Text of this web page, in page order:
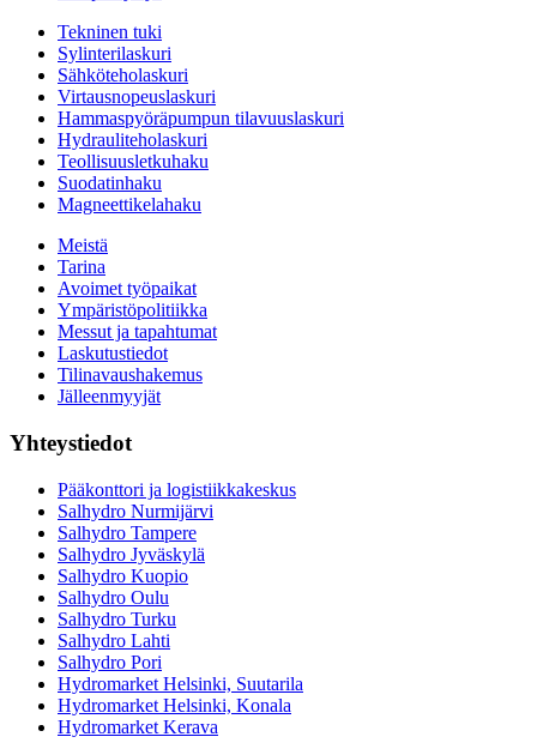
Tekninen tuki
Sylinterilaskuri
Sähköteholaskuri
Virtausnopeuslaskuri
Hammaspyöräpumpun tilavuuslaskuri
Hydrauliteholaskuri
Teollisuusletkuhaku
Suodatinhaku
Magneettikelahaku
Meistä
Tarina
Avoimet työpaikat
Ympäristöpolitiikka
Messut ja tapahtumat
Laskutustiedot
Tilinavaushakemus
Jälleenmyyjät
Yhteystiedot
Pääkonttori ja logistiikkakeskus
Salhydro Nurmijärvi
Salhydro Tampere
Salhydro Jyväskylä
Salhydro Kuopio
Salhydro Oulu
Salhydro Turku
Salhydro Lahti
Salhydro Pori
Hydromarket Helsinki, Suutarila
Hydromarket Helsinki, Konala
Hydromarket Kerava